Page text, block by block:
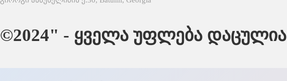
©2024" - ყველა უფლება დაცულია